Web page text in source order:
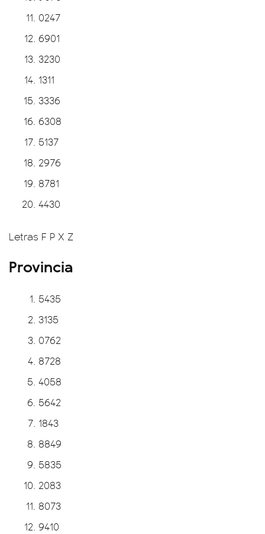
0247
6901
3230
1311
3336
6308
5137
2976
8781
4430
Letras F P X Z
Provincia
5435
3135
0762
8728
4058
5642
1843
8849
5835
2083
8073
9410